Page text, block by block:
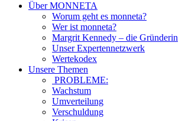
Über MONNETA
Worum geht es monneta?
Wer ist monneta?
Margrit Kennedy – die Gründerin
Unser Expertennetzwerk
Wertekodex
Unsere Themen
PROBLEME:
Wachstum
Umverteilung
Verschuldung